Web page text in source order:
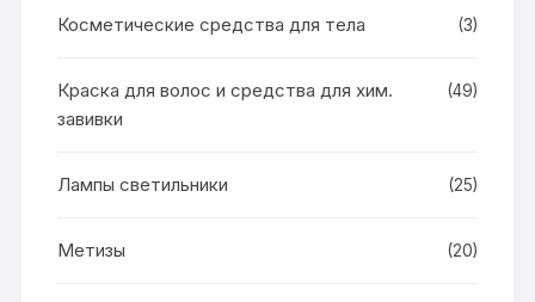
Косметические средства для тела (3)
Краска для волос и средства для хим.
завивки
(49)
Лампы светильники (25)
Метизы (20)